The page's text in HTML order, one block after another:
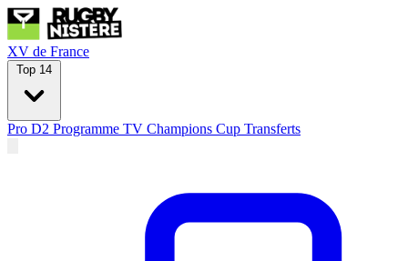
XV de France
Top 14
Pro D2 Programme TV Champions Cup Transferts